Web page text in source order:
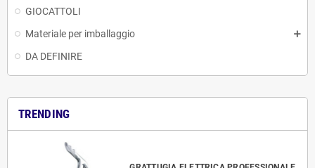
GIOCATTOLI
Materiale per imballaggio
DA DEFINIRE
TRENDING